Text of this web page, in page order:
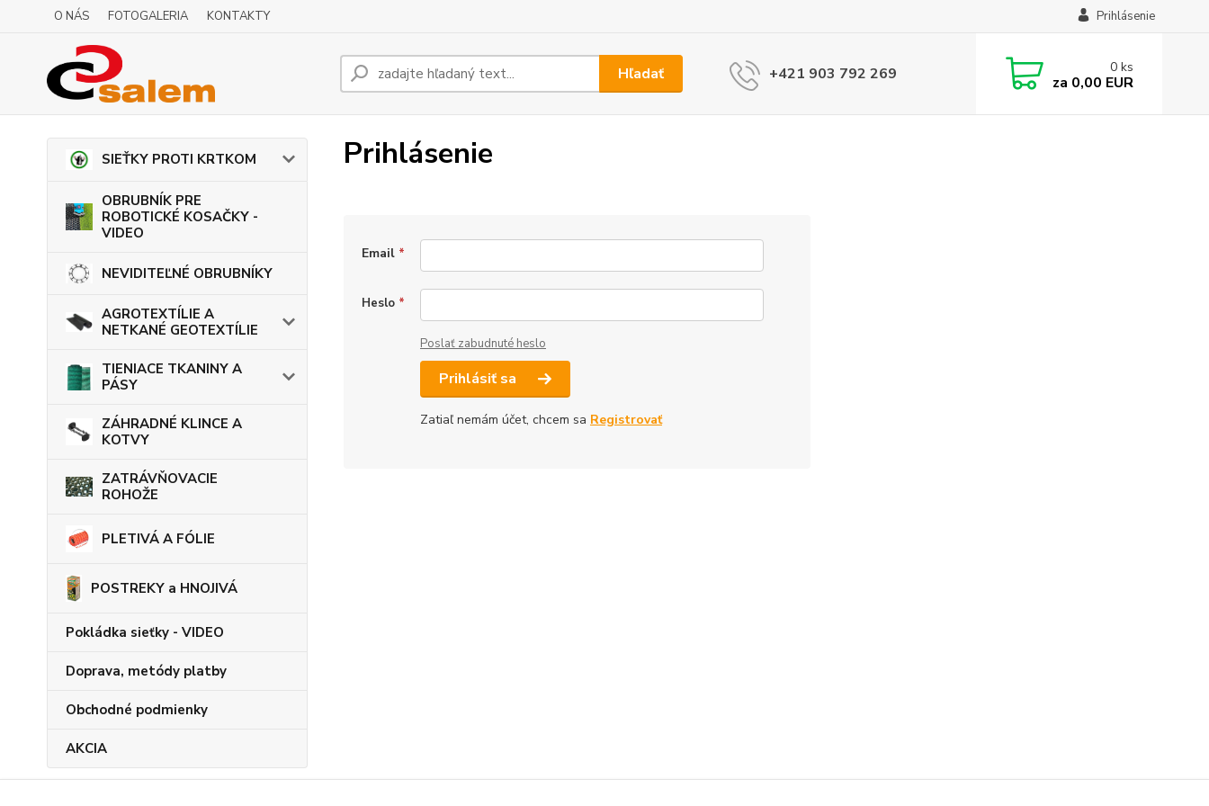
O NÁS FOTOGALERIA KONTAKTY Prihlásenie
Hľadať +421 903 792 269 0 ks
za 0,00 EUR
SIEŤKY PROTI KRTKOM
OBRUBNÍK PRE
ROBOTICKÉ KOSAČKY -
VIDEO
NEVIDITEĽNÉ OBRUBNÍKY
AGROTEXTÍLIE A
NETKANÉ GEOTEXTÍLIE
TIENIACE TKANINY A
PÁSY
ZÁHRADNÉ KLINCE A
KOTVY
ZATRÁVŇOVACIE
ROHOŽE
PLETIVÁ A FÓLIE
POSTREKY a HNOJIVÁ
Pokládka sieťky - VIDEO
Doprava, metódy platby
Obchodné podmienky
AKCIA
Prihlásenie
Email *
Heslo *
Poslať zabudnuté heslo
Prihlásiť sa
Zatiaľ nemám účet, chcem sa Registrovať